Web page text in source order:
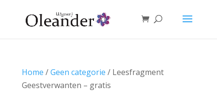
Home /Geen categorie / Leesfragment
Geestverwanten – gratis